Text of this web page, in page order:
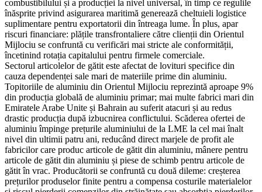
combustibilului și a producției la nivel universal, în timp ce regulile
înăsprite privind asigurarea maritimă generează cheltuieli logistice
suplimentare pentru exportatorii din întreaga lume. În plus, apar
riscuri financiare: plățile transfrontaliere către clienții din Orientul
Mijlociu se confruntă cu verificări mai stricte ale conformității,
încetinind rotația capitalului pentru firmele comerciale.
Sectorul articolelor de gătit este afectat de lovituri specifice din
cauza dependenței sale mari de materiile prime din aluminiu.
Topitoriile de aluminiu din Orientul Mijlociu reprezintă aproape 9%
din producția globală de aluminiu primar; mai multe fabrici mari din
Emiratele Arabe Unite și Bahrain au suferit atacuri și au redus
drastic producția după izbucnirea conflictului. Scăderea ofertei de
aluminiu împinge prețurile aluminiului de la LME la cel mai înalt
nivel din ultimii patru ani, reducând direct marjele de profit ale
fabricilor care produc articole de gătit din aluminiu, mânere pentru
articole de gătit din aluminiu și piese de schimb pentru articole de
gătit în vrac. Producătorii se confruntă cu două dileme: creșterea
prețurilor produselor finite pentru a compensa costurile materialelor